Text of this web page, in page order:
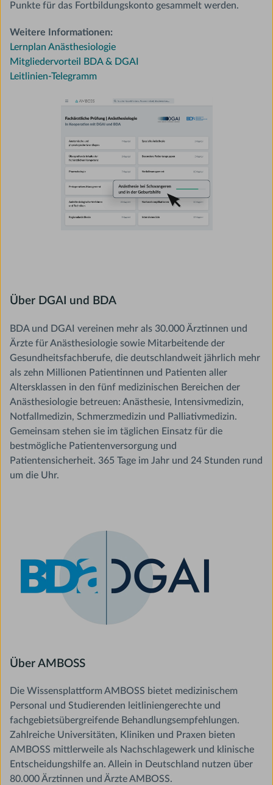
Punkte für das Fortbildungskonto gesammelt werden.
Weitere Informationen:
Lernplan Anästhesiologie
Mitgliedervorteil BDA & DGAI
Leitlinien-Telegramm
Über DGAI und BDA
BDA und DGAI vereinen mehr als 30.000 Ärztinnen und
Ärzte für Anästhesiologie sowie Mitarbeitende der
Gesundheitsfachberufe, die deutschlandweit jährlich mehr
als zehn Millionen Patientinnen und Patienten aller
Altersklassen in den fünf medizinischen Bereichen der
Anästhesiologie betreuen: Anästhesie, Intensivmedizin,
Notfallmedizin, Schmerzmedizin und Palliativmedizin.
Gemeinsam stehen sie im täglichen Einsatz für die
bestmögliche Patientenversorgung und
Patientensicherheit. 365 Tage im Jahr und 24 Stunden rund
um die Uhr.
Über AMBOSS
Die Wissensplattform AMBOSS bietet medizinischem
Personal und Studierenden leitliniengerechte und
fachgebietsübergreifende Behandlungsempfehlungen.
Zahlreiche Universitäten, Kliniken und Praxen bieten
AMBOSS mittlerweile als Nachschlagewerk und klinische
Entscheidungshilfe an. Allein in Deutschland nutzen über
80.000 Ärztinnen und Ärzte AMBOSS.